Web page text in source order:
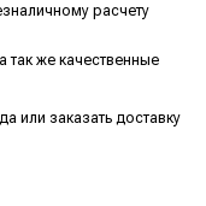
расчету
так же качественные
или заказать доставку